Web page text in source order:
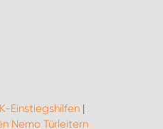
Einstiegshilfen |
Nemo Türleitern